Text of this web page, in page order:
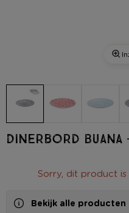
Dinerbord Buana
Sorry, dit product
Bekijk alle producten